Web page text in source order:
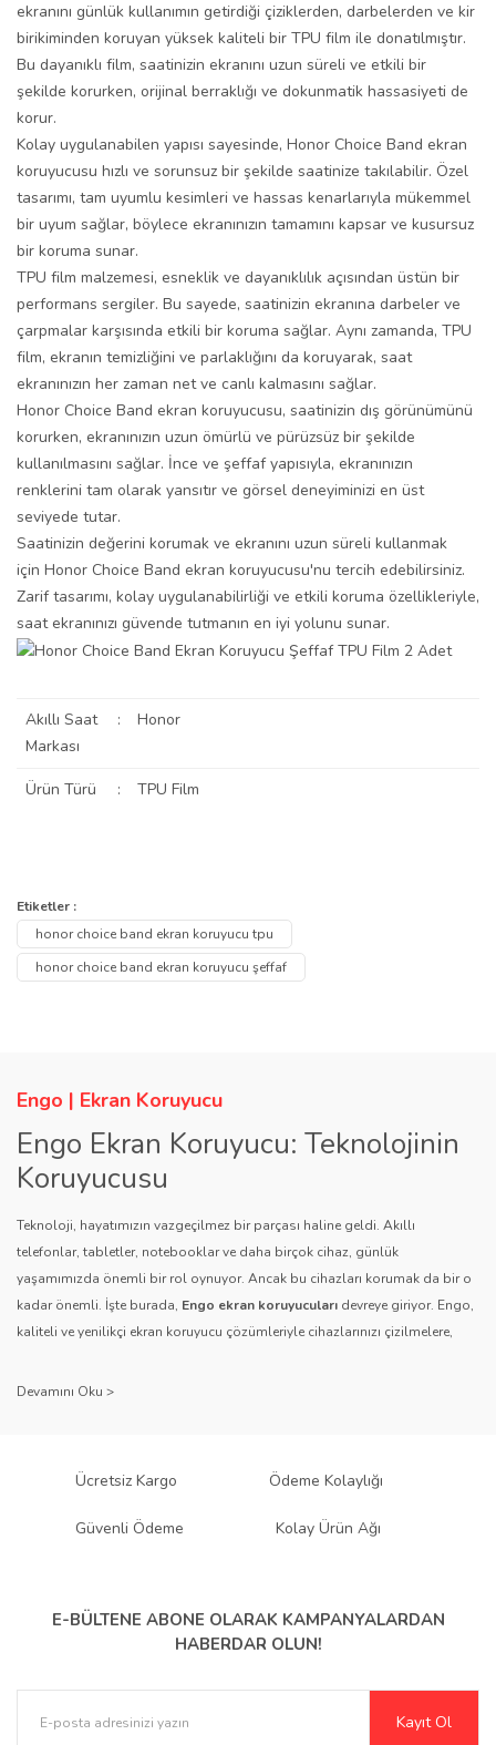
ekranını günlük kullanımın getirdiği çiziklerden, darbelerden ve kir
birikiminden koruyan yüksek kaliteli bir TPU film ile donatılmıştır.
Bu dayanıklı film, saatinizin ekranını uzun süreli ve etkili bir
şekilde korurken, orijinal berraklığı ve dokunmatik hassasiyeti de
korur.
Kolay uygulanabilen yapısı sayesinde, Honor Choice Band ekran
koruyucusu hızlı ve sorunsuz bir şekilde saatinize takılabilir. Özel
tasarımı, tam uyumlu kesimleri ve hassas kenarlarıyla mükemmel
bir uyum sağlar, böylece ekranınızın tamamını kapsar ve kusursuz
bir koruma sunar.
TPU film malzemesi, esneklik ve dayanıklılık açısından üstün bir
performans sergiler. Bu sayede, saatinizin ekranına darbeler ve
çarpmalar karşısında etkili bir koruma sağlar. Aynı zamanda, TPU
film, ekranın temizliğini ve parlaklığını da koruyarak, saat
ekranınızın her zaman net ve canlı kalmasını sağlar.
Honor Choice Band ekran koruyucusu, saatinizin dış görünümünü
korurken, ekranınızın uzun ömürlü ve pürüzsüz bir şekilde
kullanılmasını sağlar. İnce ve şeffaf yapısıyla, ekranınızın
renklerini tam olarak yansıtır ve görsel deneyiminizi en üst
seviyede tutar.
Saatinizin değerini korumak ve ekranını uzun süreli kullanmak
için Honor Choice Band ekran koruyucusu'nu tercih edebilirsiniz.
Zarif tasarımı, kolay uygulanabilirliği ve etkili koruma özellikleriyle,
saat ekranınızı güvende tutmanın en iyi yolunu sunar.
Akıllı Saat
Markası
: Honor
Ürün Türü : TPU Film
Yorum Yaz
konularda yetersiz gördüğünüz noktaları öneri formunu kullanarak
tarafımıza iletebilirsiniz.
Görüş ve önerileriniz için teşekkür ederiz.
Bu ürüne benzer farklı alternatifler olmalı.
Gönder
Soru Sor
Etiketler :
honor choice band ekran koruyucu tpu
honor choice band ekran koruyucu şeffaf
Engo | Ekran Koruyucu
Engo Ekran Koruyucu: Teknolojinin
Koruyucusu
Teknoloji, hayatımızın vazgeçilmez bir parçası haline geldi. Akıllı
telefonlar, tabletler, notebooklar ve daha birçok cihaz, günlük
yaşamımızda önemli bir rol oynuyor. Ancak bu cihazları korumak da bir o
kadar önemli. İşte burada, Engo ekran koruyucuları devreye giriyor. Engo,
kaliteli ve yenilikçi ekran koruyucu çözümleriyle cihazlarınızı çizilmelere,
sağlıyor.
Engo ekran koruyucuları
, uzun yıllara dayanan tecrübesi ve teknolojiye
ürününü titiz bir kalite kontrol sürecinden geçirir. Kullanıcı dostu tasarımı
Çeşitlilik ve Uyum: Engo Ekran
Koruyucuları
yelpazesi sunar.Parlak Nano ekran koruyucular Mat ekran koruyucular
Ücretsiz Kargo Ödeme Kolaylığı
Güvenli Ödeme Kolay Ürün Ağı
E-BÜLTENE ABONE OLARAK KAMPANYALARDAN
HABERDAR OLUN!
Kayıt Ol